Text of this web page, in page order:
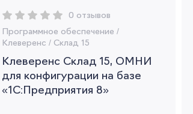
0 отзывов
Программное обеспечение /
Клеверенс / Склад 15
Клеверенс Склад 15, ОМНИ
для конфигурации на базе
«1С:Предприятия 8»